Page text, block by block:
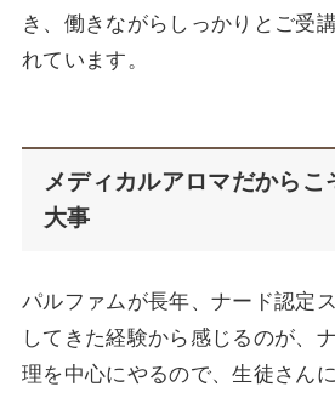
き、働きながらしっかりとご受
れています。
メディカルアロマだからこ
大事
パルファムが長年、ナード認定
してきた経験から感じるのが、
理を中心にやるので、生徒さん